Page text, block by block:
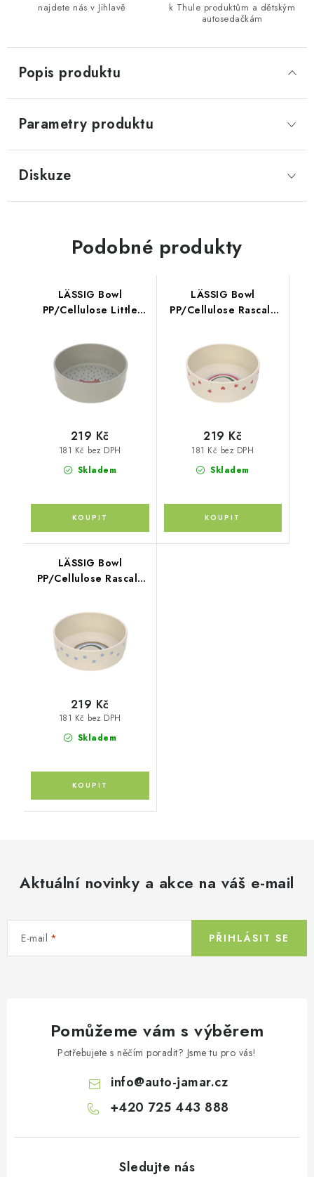
najdete nás v Jihlavě
k Thule produktům a dětským
autosedačkám
Popis produktu
Parametry produktu
Diskuze
Podobné produkty
LÄSSIG Bowl
PP/Cellulose Little
Skladem
181 Kč bez DPH
219 Kč
LÄSSIG Bowl
PP/Cellulose Rascals
Skladem
181 Kč bez DPH
219 Kč
LÄSSIG Bowl
PP/Cellulose Rascals
Skladem
181 Kč bez DPH
219 Kč
Aktuální novinky a akce na váš e-mail
E-mail PŘIHLÁSIT SE
Pomůžeme vám s výběrem
Potřebujete s něčím poradit? Jsme tu pro vás!
info@auto-jamar.cz
+420 725 443 888